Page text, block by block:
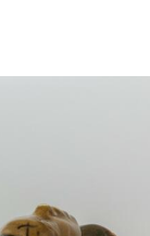
pinturas,